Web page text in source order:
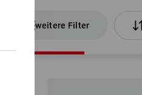
weitere Filter